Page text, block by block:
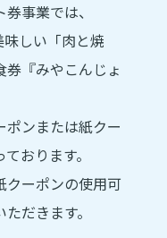
事業では、
しい「肉と焼
『みやこんじょ
ポンまたは紙クー
おります。
クーポンの使用可
だきます。